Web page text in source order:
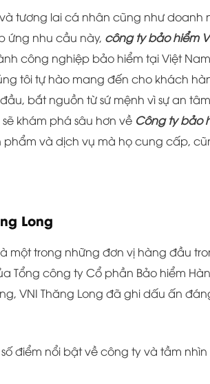
tương lai cá nhân cũng như
ứng nhu cầu này, công ty bảo hiểm
công nghiệp bảo hiểm tại Việt
tôi tự hào mang đến cho khách
bắt nguồn từ sứ mệnh vì sự an
sẽ khám phá sâu hơn về Công ty bảo
và dịch vụ mà họ cung cấp,
Long
một trong những đơn vị hàng đầu
Tổng công ty Cổ phần Bảo hiểm
VNI Thăng Long đã ghi dấu ấn
điểm nổi bật về công ty và tầm